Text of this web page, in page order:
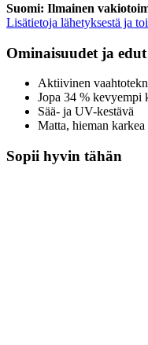
Suomi: Ilmainen
Lisätietoja lähetyksestä ja
Ominaisuudet ja edut
Aktiivinen
Jopa 34 % kevyempi
Sää- ja UV-kestävä
Matta, hieman karkea
Sopii hyvin tähän